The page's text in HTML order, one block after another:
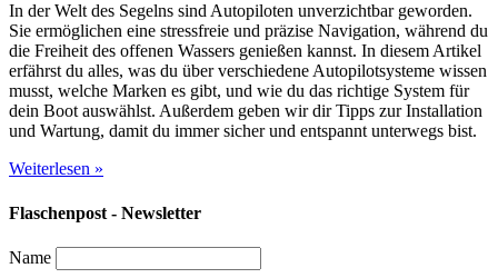
In der Welt des Segelns sind Autopiloten unverzichtbar geworden.
Sie ermöglichen eine stressfreie und präzise Navigation, während du
die Freiheit des offenen Wassers genießen kannst. In diesem Artikel
erfährst du alles, was du über verschiedene Autopilotsysteme wissen
musst, welche Marken es gibt, und wie du das richtige System für
dein Boot auswählst. Außerdem geben wir dir Tipps zur Installation
und Wartung, damit du immer sicher und entspannt unterwegs bist.
Weiterlesen »
Flaschenpost - Newsletter
Name